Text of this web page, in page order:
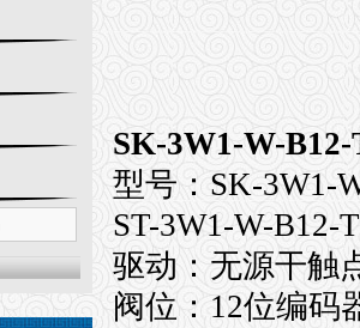
SK-3W1-W-
型号：SK-3W1-
ST-3W1-W-B12-
驱动：无源干触
阀位：12位编码